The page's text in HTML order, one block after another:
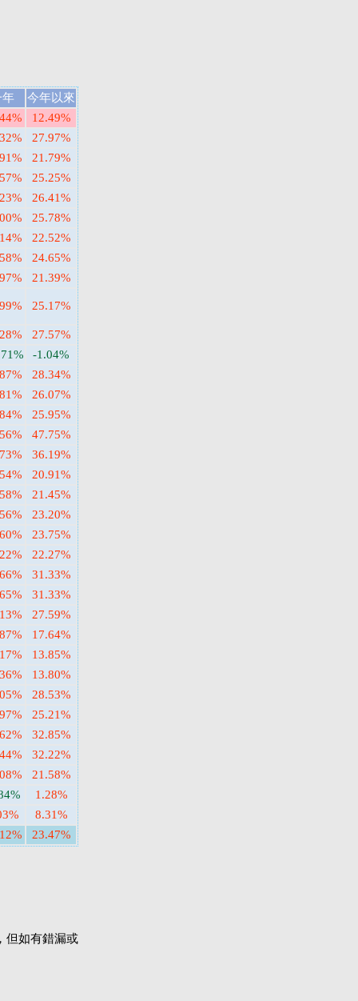
年
今年以來
12.49%
27.97%
21.79%
25.25%
26.41%
25.78%
22.52%
24.65%
21.39%
25.17%
27.57%
-1.04%
28.34%
26.07%
25.95%
47.75%
36.19%
20.91%
21.45%
23.20%
23.75%
22.27%
31.33%
31.33%
27.59%
17.64%
13.85%
13.80%
28.53%
25.21%
32.85%
32.22%
21.58%
1.28%
8.31%
23.47%
但如有錯漏或